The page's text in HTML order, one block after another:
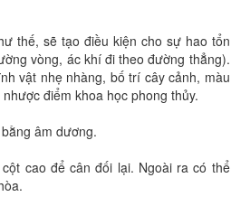
thế, sẽ tạo điều kiện cho sự hao tổn
vòng, ác khí đi theo đường thẳng).
vật nhẹ nhàng, bố trí cây cảnh, màu
điểm khoa học phong thủy.
âm dương.
cao để cân đối lại. Ngoài ra có thể